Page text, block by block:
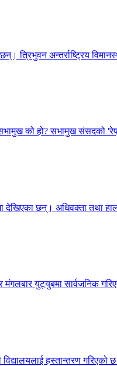
त्रिभुवन अन्तर्राष्ट्रिय
को हो? सभामुख संसदको
छन्। अधिवक्ता तथा
युट्युबमा सार्वजनिक
हस्तान्तरण